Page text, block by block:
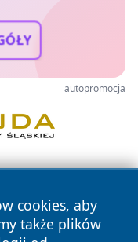
autopromocja
cookies, aby
także plików